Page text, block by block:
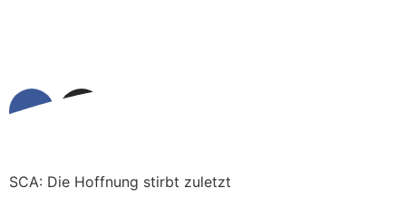
SCA: Die Hoffnung stirbt zuletzt